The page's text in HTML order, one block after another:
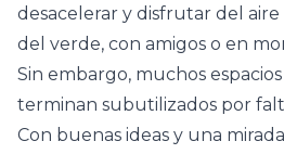
desacelerar y disfrutar del aire
del verde, con amigos o en
Sin embargo, muchos
terminan subutilizados por
Con buenas ideas y una